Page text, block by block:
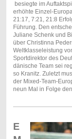
besiegte im
erhöhte Einzel-
21:17, 7:21, 21:8
Führung. Den
Juliane Schenk und
über Christinna
Weltklasseleistung
Sportdirektor des
dänische Team sei
so Kranitz. Zuletzt
der Mixed-Team-
neun Mal in Folge
E